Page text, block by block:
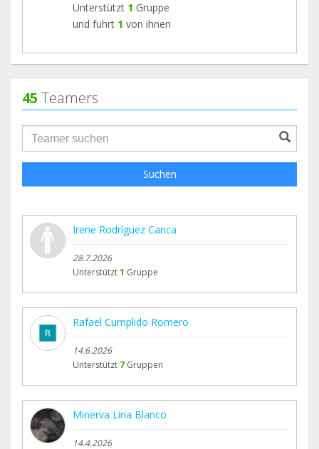
Unterstützt 1 Gruppe
und führt 1 von ihnen
45 Teamers
groupProfile.searchForm.search.text???
Suchen
Irene Rodríguez Canca
28.7.2026
Unterstützt1 Gruppe
Rafael Cumplido Romero
14.6.2026
Unterstützt 7 Gruppen
Minerva Liria Blanco
14.4.2026